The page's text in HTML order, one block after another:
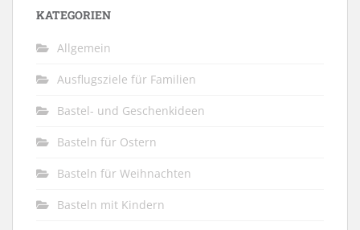
KATEGORIEN
Allgemein
Ausflugsziele für Familien
Bastel- und Geschenkideen
Basteln für Ostern
Basteln für Weihnachten
Basteln mit Kindern